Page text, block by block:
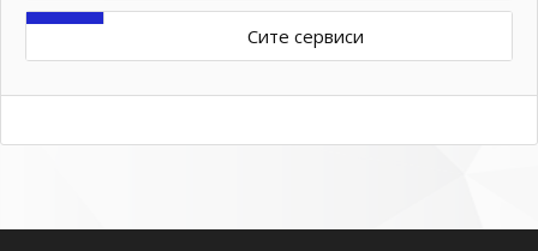
Сите сервиси